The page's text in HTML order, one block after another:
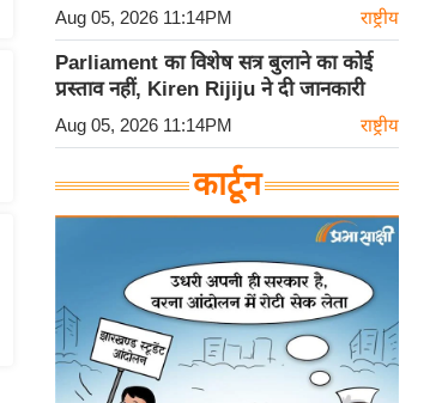
Aug 05, 2026 11:14PM राष्ट्रीय
Parliament का विशेष सत्र बुलाने का कोई
प्रस्ताव नहीं, Kiren Rijiju ने दी जानकारी
Aug 05, 2026 11:14PM राष्ट्रीय
कार्टून